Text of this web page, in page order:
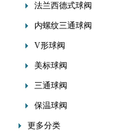
法兰西德式球阀
内螺纹三通球阀
V形球阀
美标球阀
三通球阀
保温球阀
更多分类